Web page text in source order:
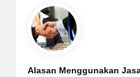
Alasan Menggunakan